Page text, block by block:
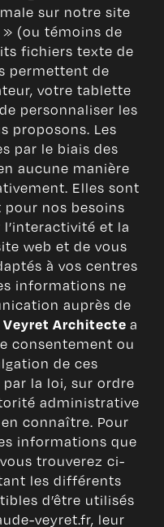
sur notre site
(ou témoins de
fichiers texte de
permettent de
votre tablette
personnaliser les
proposons. Les
par le biais des
aucune manière
Elles sont
nos besoins
et la
web et de vous
à vos centres
informations ne
auprès de
Veyret Architecte a
consentement ou
de ces
la loi, sur ordre
administrative
connaître. Pour
informations que
trouverez ci-
les différents
d’être utilisés
veyret.fr, leur